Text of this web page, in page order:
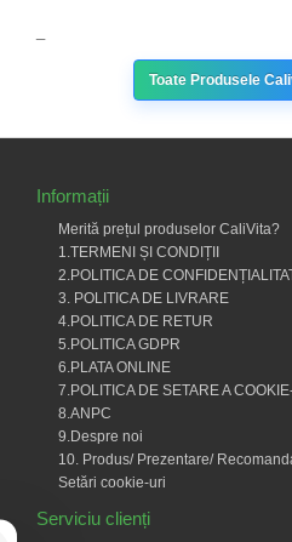
Toate Produsele
Informații
Merită prețul produselor CaliVita?
1.TERMENI ȘI CONDIȚII
2.POLITICA DE
3. POLITICA DE LIVRARE
4.POLITICA DE RETUR
5.POLITICA GDPR
6.PLATA ONLINE
7.POLITICA DE SETARE A
8.ANPC
9.Despre noi
10. Produs/ Prezentare/
Setări cookie-uri
Serviciu clienți